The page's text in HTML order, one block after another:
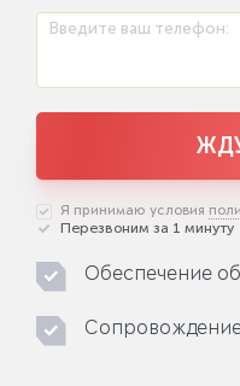
Введите ваш телефон:
Я принимаю условия
Перезвоним за 1 минуту
Обеспечение